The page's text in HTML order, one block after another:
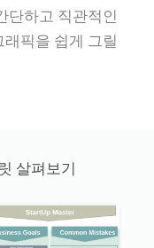
단하고 직관적인
픽을 쉽게 그릴
살펴보기